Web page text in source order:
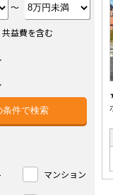
～
益費を含む
マンション